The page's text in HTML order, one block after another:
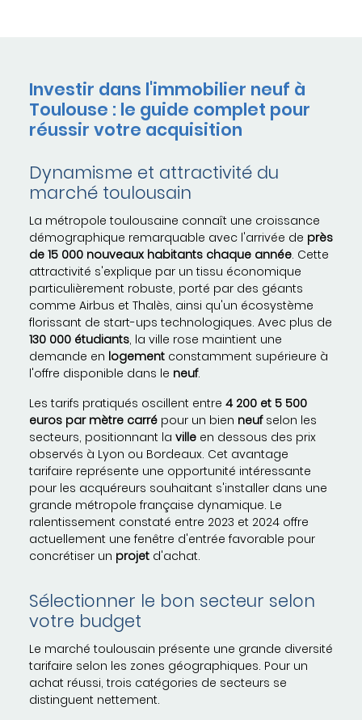
Investir dans l'immobilier neuf à
Toulouse : le guide complet pour
réussir votre acquisition
Dynamisme et attractivité du
marché toulousain
La métropole toulousaine connaît une croissance
démographique remarquable avec l'arrivée de près
de 15 000 nouveaux habitants chaque année. Cette
attractivité s'explique par un tissu économique
particulièrement robuste, porté par des géants
comme Airbus et Thalès, ainsi qu'un écosystème
florissant de start-ups technologiques. Avec plus de
130 000 étudiants, la ville rose maintient une
demande en logement constamment supérieure à
l'offre disponible dans le neuf.
Les tarifs pratiqués oscillent entre 4 200 et 5 500
euros par mètre carré pour un bien neufselon les
secteurs, positionnant la ville en dessous des prix
observés à Lyon ou Bordeaux. Cet avantage
tarifaire représente une opportunité intéressante
pour les acquéreurs souhaitant s'installer dans une
grande métropole française dynamique. Le
ralentissement constaté entre 2023 et 2024 offre
actuellement une fenêtre d'entrée favorable pour
concrétiser un projet d'achat.
Sélectionner le bon secteur selon
votre budget
Le marché toulousain présente une grande diversité
tarifaire selon les zones géographiques. Pour un
achat réussi, trois catégories de secteurs se
distinguent nettement.